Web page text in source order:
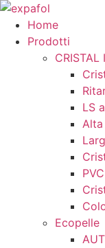
Vai
contenuto
Home
Prodotti
CRISTAL
LS
Ecopelle